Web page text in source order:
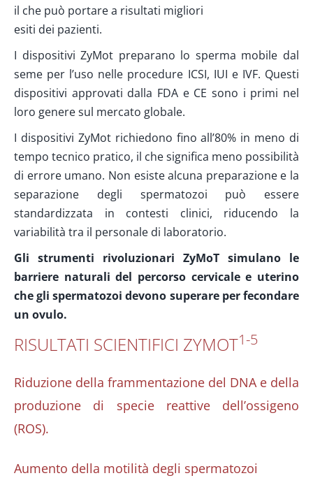
il che può portare a risultati migliori
esiti dei pazienti.
I dispositivi ZyMot preparano lo sperma mobile dal
seme per l’uso nelle procedure ICSI, IUI e IVF. Questi
dispositivi approvati dalla FDA e CE sono i primi nel
loro genere sul mercato globale.
I dispositivi ZyMot richiedono fino all’80% in meno di
tempo tecnico pratico, il che significa meno possibilità
di errore umano. Non esiste alcuna preparazione e la
separazione degli spermatozoi può essere
standardizzata in contesti clinici, riducendo la
variabilità tra il personale di laboratorio.
Gli strumenti rivoluzionari ZyMoT simulano le
barriere naturali del percorso cervicale e uterino
che gli spermatozoi devono superare per fecondare
un ovulo.
RISULTATI SCIENTIFICI ΖΥΜΟΤ1-5
Riduzione della frammentazione del DNA e della
produzione di specie reattive dell’ossigeno
(ROS).
Aumento della motilità degli spermatozoi